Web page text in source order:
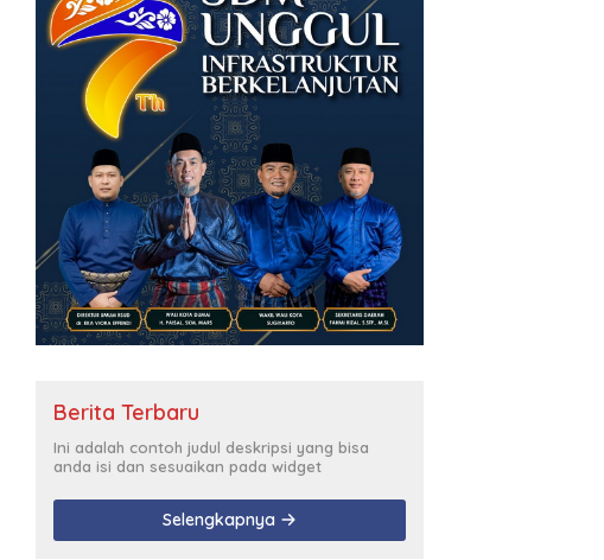
Berita Terbaru
Ini adalah contoh judul deskripsi yang bisa
anda isi dan sesuaikan pada widget
Selengkapnya